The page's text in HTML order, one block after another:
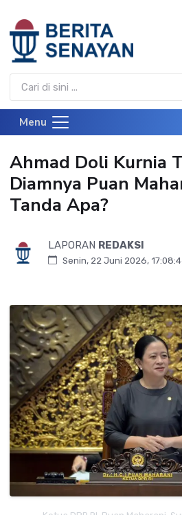
Menu
Ahmad Doli Kurnia
Diamnya Puan
Tanda Apa?
LAPORAN REDAKSI
Senin, 22 Juni 2026,